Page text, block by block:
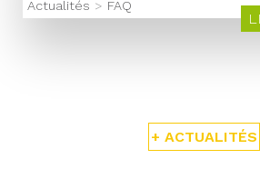
Actualités > FAQ
+ ACTUALITÉS